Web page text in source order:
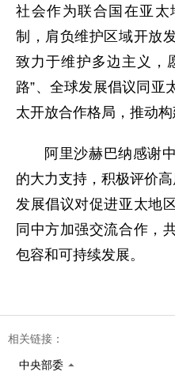
社会作为联合国在亚
制，肩负维护区域开放
致力于维护多边主义，
路”、全球发展倡议同亚
太开放合作格局，推动构
阿里沙赫巴纳感谢
的大力支持，积极评价
发展倡议对促进亚太地
同中方加强交流合作，
包容和可持续发展。
相关链接：
中央部委